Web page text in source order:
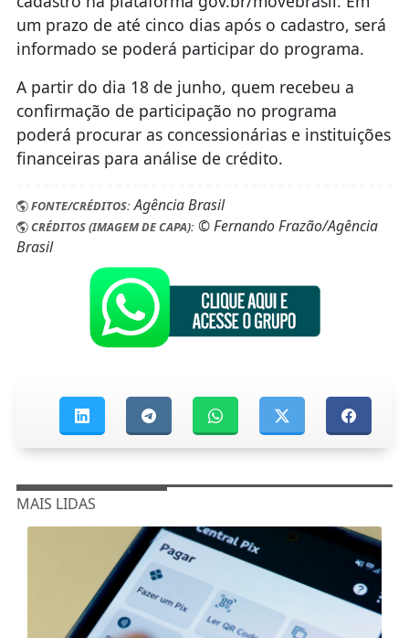
um prazo de até cinco dias após o cadastro, será
informado se poderá participar do programa.
A partir do dia 18 de junho, quem recebeu a
confirmação de participação no programa
poderá procurar as concessionárias e instituições
financeiras para análise de crédito.
FONTE/CRÉDITOS:Agência Brasil
CRÉDITOS (IMAGEM DE CAPA):© Fernando Frazão/Agência
Brasil
MAIS LIDAS